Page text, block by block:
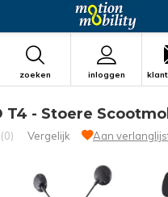
zoeken inloggen
T4 - Stoere
(0) Vergelijk Aan